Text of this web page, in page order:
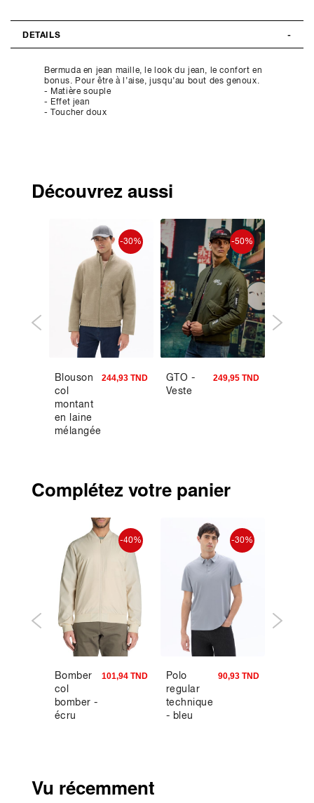
DETAILS
Bermuda en jean maille, le look du jean, le confort en
bonus. Pour être à l’aise, jusqu’au bout des genoux.
- Matière souple
- Effet jean
- Toucher doux
Découvrez aussi
-30%
Blouson
col
montant
en laine
mélangée
244,93 TND
-50%
GTO -
Veste
249,95 TND
Complétez votre panier
-40%
Bomber
col
bomber -
écru
101,94 TND
-30%
Polo
regular
technique
- bleu
90,93 TND
Vu récemment